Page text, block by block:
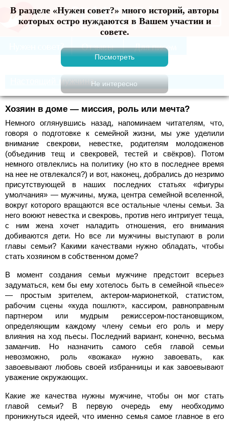
В разделе «Нужен совет?» много историй, авторы
которых остро нуждаются в Вашем участии и
совете.
Меню
Настоящий мужчина
Хозяин в доме — миссия, роль или мечта?
Немного оглянувшись назад, напоминаем читателям, что,
говоря о подготовке к семейной жизни, мы уже уделили
внимание свекрови, невестке, родителям молодоженов
(объединив тещ и свекровей, тестей и свёкров). Потом
немного отвлеклись на политику (но кто в последнее время
на нее не отвлекался?) и вот, наконец, добрались до незримо
присутствующей в наших последних статьях «фигуры
умолчания» — мужчины, мужа, центра семейной вселенной,
вокруг которого вращаются все остальные члены семьи. За
него воюют невестка и свекровь, против него интригует теща,
с ним жена хочет наладить отношения, его внимания
добиваются дети. Но все ли мужчины выступают в роли
главы семьи? Какими качествами нужно обладать, чтобы
стать хозяином в собственном доме?
В момент создания семьи мужчине предстоит всерьез
задуматься, кем бы ему хотелось быть в семейной «пьесе»
— простым зрителем, актером-марионеткой, статистом,
рабочим сцены «куда пошлют», кассиром, равноправным
партнером или мудрым режиссером-постановщиком,
определяющим каждому члену семьи его роль и меру
влияния на ход пьесы. Последний вариант, конечно, весьма
заманчив. Но назначить самого себя главой семьи
невозможно, роль «вожака» нужно завоевать, как
завоевывают любовь своей избранницы и как завоевывают
уважение окружающих.
Какие же качества нужны мужчине, чтобы он мог стать
главой семьи? В первую очередь ему необходимо
проникнуться идеей, что именно семья самое главное в его